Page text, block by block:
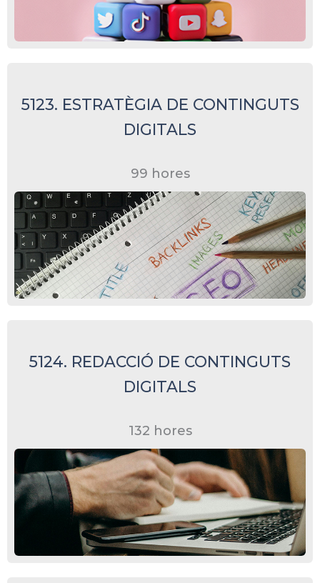
5123. ESTRATÈGIA DE CONTINGUTS
DIGITALS
99 hores
5124. REDACCIÓ DE CONTINGUTS
DIGITALS
132 hores